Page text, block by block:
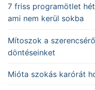
7 friss programötlet
ami nem kerül sokba
Mítoszok a
döntéseinket
Mióta szokás karórát